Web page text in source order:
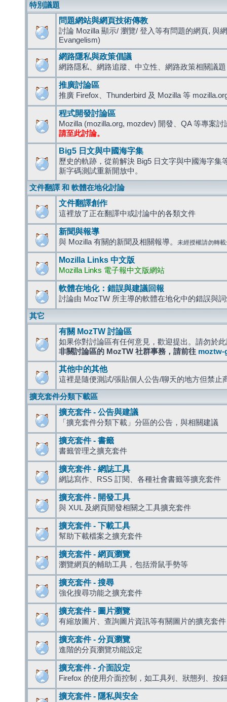
特別議題
問題網站與網頁技術傳教
討論 Mozilla 顯示/ 瀏覽/ 登入等有問題的網頁, 與
Evangelism)
網路隱私與政策倡議
網路隱私、網路追蹤、中立性、網路政策相關議題
推廣討論區
推廣 Firefox、Thunderbird 及 Mozilla 等
程式開發討論區
Mozilla (mozilla.org, mozdev) 開發、QA 等專案討
請至此討論。
Big5 日文與中國海字集
歷史的軌跡，從前解決 Big5 日文字與中國海字集
新字碼測試重新開放中。
文件翻譯 和 軟體在地化討論
文件翻譯創作
這裡放了正在翻譯中或討論中的各類文件
新聞與報導
與 Mozilla 有關的新聞及相關報導。 未經授權請勿轉
Mozilla Links 中文版
Mozilla Links 電子報中文版網站
軟體在地化：錯誤與建議回報
討論由 MozTW 所主導的軟體在地化中的錯誤與
其它
有關 MozTW 討論區
如果你對討論區有任何意見，歡迎提出。請勿於
非關討論區的 MozTW 社群事務，請前往 moztw-
其他中的其他
這裡是隨便測試/張貼個人公告/聊天的地方但禁止
擴充套件分類下載區
擴充套件 - 公告與建議
「擴充套件分類下載」分區的公告，與相關建議
擴充套件 - 書籤
書籤管理之擴充套件
擴充套件 - 網誌工具
網誌寫作、RSS 訂閱、各種社會書籤等擴充套件
擴充套件 - 開發工具
與 XUL 及網頁開發相關之工具擴充套件
擴充套件 - 下載工具
幫助下載檔案之擴充套件
擴充套件 - 網頁瀏覽
瀏覽網頁的輔助工具，包括滑鼠手勢等
擴充套件 - 搜尋
強化搜尋功能之擴充套件
擴充套件 - 圖片瀏覽
有縮放圖片、查詢圖片資訊等有關圖片的擴充套件
擴充套件 - 分頁瀏覽
進階的分頁瀏覽功能設定
擴充套件 - 介面設定
Firefox 的使用介面控制，如工具列、狀態列、按
擴充套件 - 隱私與安全